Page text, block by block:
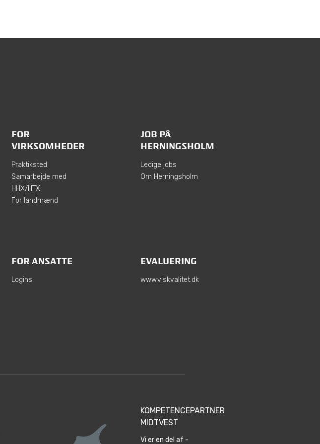
FOR
VIRKSOMHEDER
Praktiksted
Samarbejde med
HHX/HTX
For landmænd
JOB PÅ
HERNINGSHOLM
Ledige jobs
Om Herningsholm
FOR ANSATTE
Logins
EVALUERING
www.viskvalitet.dk
KOMPETENCEPARTNER
MIDTVEST
Vi er en del af -